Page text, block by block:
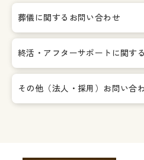
葬儀に関するお問い合わせ
終活・アフターサポートに関する
その他（法人・採用）お問い合